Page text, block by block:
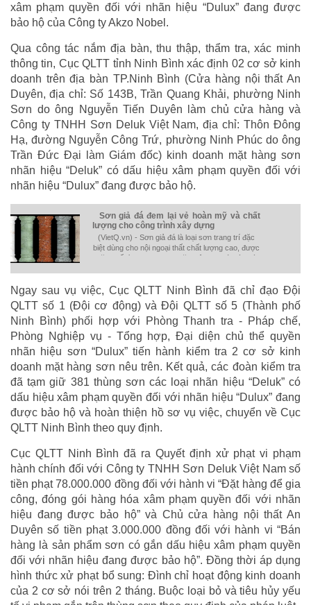
xâm phạm quyền đối với nhãn hiệu “Dulux” đang được
bảo hộ của Công ty Akzo Nobel.
Qua công tác nắm địa bàn, thu thập, thẩm tra, xác minh
thông tin, Cục QLTT tỉnh Ninh Bình xác định 02 cơ sở kinh
doanh trên địa bàn TP.Ninh Bình (Cửa hàng nội thất An
Duyên, địa chỉ: Số 143B, Trần Quang Khải, phường Ninh
Sơn do ông Nguyễn Tiến Duyên làm chủ cửa hàng và
Công ty TNHH Sơn Deluk Việt Nam, địa chỉ: Thôn Đông
Hạ, đường Nguyễn Công Trứ, phường Ninh Phúc do ông
Trần Đức Đại làm Giám đốc) kinh doanh mặt hàng sơn
nhãn hiệu “Deluk” có dấu hiệu xâm phạm quyền đối với
nhãn hiệu “Dulux” đang được bảo hộ.
Sơn giả đá đem lại vẻ hoàn mỹ và chất
lượng cho công trình xây dựng
(VietQ.vn) - Sơn giả đá là loại sơn trang trí đặc
biệt dùng cho nội ngoại thất chất lượng cao, được
đặc chế từ nhựa Acrylic đặc biệt, hạt đá màu và
Ngay sau vụ việc, Cục QLTT Ninh Bình đã chỉ đạo Đội
QLTT số 1 (Đội cơ động) và Đội QLTT số 5 (Thành phố
Ninh Bình) phối hợp với Phòng Thanh tra - Pháp chế,
Phòng Nghiệp vụ - Tổng hợp, Đại diện chủ thể quyền
nhãn hiệu sơn “Dulux” tiến hành kiểm tra 2 cơ sở kinh
doanh mặt hàng sơn nêu trên. Kết quả, các đoàn kiểm tra
đã tạm giữ 381 thùng sơn các loại nhãn hiệu “Deluk” có
dấu hiệu xâm phạm quyền đối với nhãn hiệu “Dulux” đang
được bảo hộ và hoàn thiện hồ sơ vụ việc, chuyển về Cục
QLTT Ninh Bình theo quy định.
Cục QLTT Ninh Bình đã ra Quyết định xử phạt vi phạm
hành chính đối với Công ty TNHH Sơn Deluk Việt Nam số
tiền phạt 78.000.000 đồng đối với hành vi “Đặt hàng để gia
công, đóng gói hàng hóa xâm phạm quyền đối với nhãn
hiệu đang được bảo hộ” và Chủ cửa hàng nội thất An
Duyên số tiền phạt 3.000.000 đồng đối với hành vi “Bán
hàng là sản phẩm sơn có gắn dấu hiệu xâm phạm quyền
đối với nhãn hiệu đang được bảo hộ”. Đồng thời áp dụng
hình thức xử phạt bổ sung: Đình chỉ hoạt động kinh doanh
của 2 cơ sở nói trên 2 tháng. Buộc loại bỏ và tiêu hủy yếu